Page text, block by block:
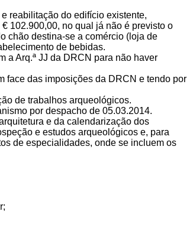
reabilitação do edifício existente,
102.900,00, no qual já não é previsto o
chão destina-se a comércio (loja de
de bebidas.
a Arq.ª JJ da DRCN para não haver
face das imposições da DRCN e tendo por
de trabalhos arqueológicos.
por despacho de 05.03.2014.
e da calendarização dos
e estudos arqueológicos e, para
de especialidades, onde se incluem os